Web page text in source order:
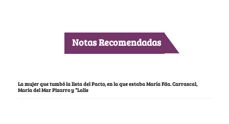
Notas Recomendadas
La mujer que tumbó la lista del Pacto, en la que estaba María Fda. Carrascal,
María del Mar Pizarro y “Lalis